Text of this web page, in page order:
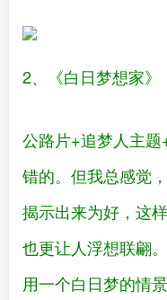
2、《白日梦想家》
公路片+追梦人主
错的。但我总感觉
揭示出来为好，这
也更让人浮想联翩
用一个白日梦的情